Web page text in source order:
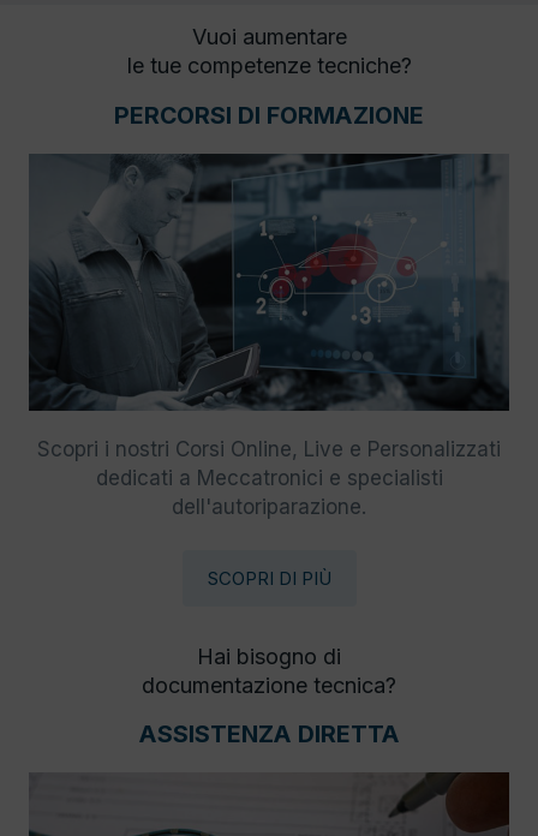
Vuoi aumentare
le tue competenze tecniche?
PERCORSI DI FORMAZIONE
Scopri i nostri Corsi Online, Live e Personalizzati
dedicati a Meccatronici e specialisti
dell'autoriparazione.
SCOPRI DI PIÙ
Hai bisogno di
documentazione tecnica?
ASSISTENZA DIRETTA